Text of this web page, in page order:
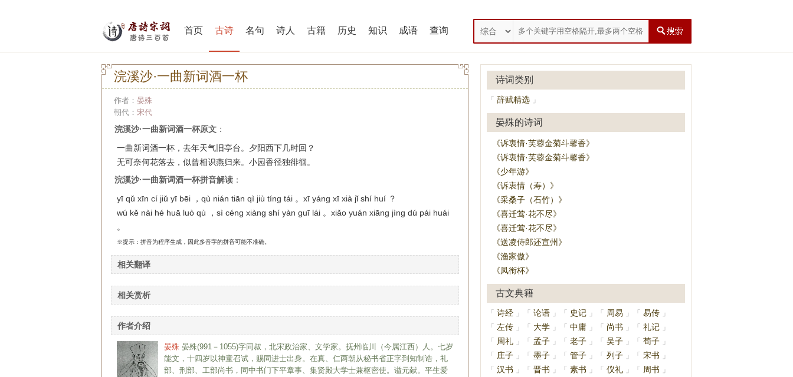
首页 古诗 名句 诗人 古籍 历史 知识 成语 查询
浣溪沙·一曲新词酒一杯
作者： 晏殊
朝代： 宋代
浣溪沙·一曲新词酒一杯原文 ：
一曲新词酒一杯，去年天气旧亭台。夕阳西下几时回？
无可奈何花落去，似曾相识燕归来。小园香径独徘徊。
浣溪沙·一曲新词酒一杯拼音解读 ：
yī qǔ xīn cí jiǔ yī bēi ，qù nián tiān qì jiù tíng tái 。xī yáng xī xià jǐ shí huí ？
wú kě nài hé huā luò qù ，sì céng xiàng shí yàn guī lái 。xiǎo yuán xiāng jìng dú pái huái
。
※提示：拼音为程序生成，因此多音字的拼音可能不准确。
相关翻译
相关赏析
作者介绍
晏殊 晏殊(991－1055)字同叔，北宋政治家、文学家。抚州临川（今属江西）人。七岁
能文，十四岁以神童召试，赐同进士出身。在真、仁两朝从秘书省正字到知制诰，礼
部、刑部、工部尚书，同中书门下平章事、集贤殿大学士兼枢密使。谥元献。平生爱
诗词类别
「 辞赋精选 」
晏殊的诗词
《诉衷情·芙蓉金菊斗馨香》
《诉衷情·芙蓉金菊斗馨香》
《少年游》
《诉衷情（寿）》
《采桑子（石竹）》
《喜迁莺·花不尽》
《喜迁莺·花不尽》
《送凌侍郎还宣州》
《渔家傲》
《凤衔杯》
古文典籍
「 诗经 」 「 论语 」 「 史记 」 「 周易 」 「 易传 」
「
左传 」 「 大学 」 「 中庸 」 「 尚书 」 「 礼记 」
「
周礼 」 「 孟子 」 「 老子 」 「 吴子 」 「 荀子 」
「
庄子 」 「 墨子 」 「 管子 」 「 列子 」 「 宋书
」
「 汉书 」 「 晋书 」 「 素书 」 「 仪礼 」 「 周书
」